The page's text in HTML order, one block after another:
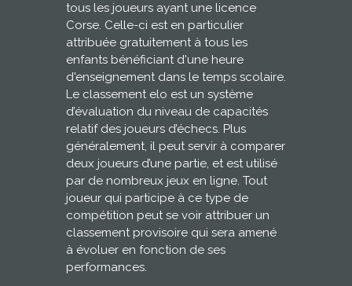
tous les joueurs ayant une licence
Corse. Celle-ci est en particulier
attribuée gratuitement à tous les
enfants bénéficiant d'une heure
d'enseignement dans le temps scolaire.
Le classement elo est un système
d’évaluation du niveau de capacités
relatif des joueurs d’échecs. Plus
généralement, il peut servir à comparer
deux joueurs d’une partie, et est utilisé
par de nombreux jeux en ligne. Tout
joueur qui participe à ce type de
compétition peut se voir attribuer un
classement provisoire qui sera amené
à évoluer en fonction de ses
performances.